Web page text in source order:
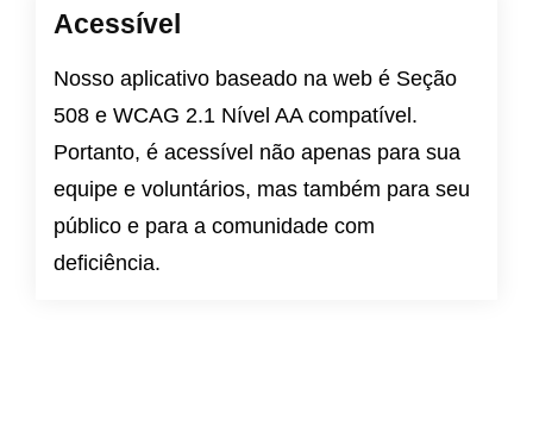
Acessível
Nosso aplicativo baseado na web é Seção
508 e WCAG 2.1 Nível AAcompatível.
Portanto, é acessível não apenas para sua
equipe e voluntários, mas também para seu
público e para a comunidade com
deficiência.